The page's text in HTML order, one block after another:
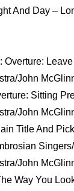
And Day –
Overture:
John
Sitting
John
Title And
John
Way You